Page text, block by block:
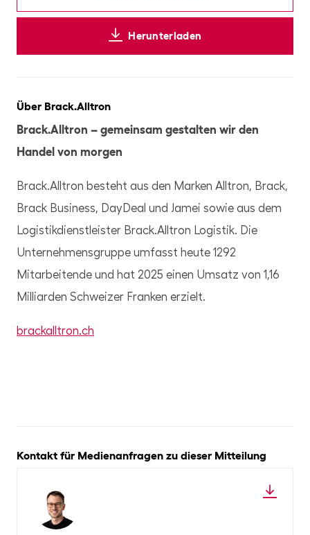
Herunterladen
Über Brack.Alltron
Brack.Alltron – gemeinsam gestalten wir den
Handel von morgen
Brack.Alltron besteht aus den Marken Alltron, Brack,
Brack Business, DayDeal und Jamei sowie aus dem
Logistikdienstleister Brack.Alltron Logistik. Die
Unternehmensgruppe umfasst heute 1292
Mitarbeitende und hat 2025 einen Umsatz von 1,16
Milliarden Schweizer Franken erzielt.
brackalltron.ch
Kontakt für Medienanfragen zu dieser Mitteilung